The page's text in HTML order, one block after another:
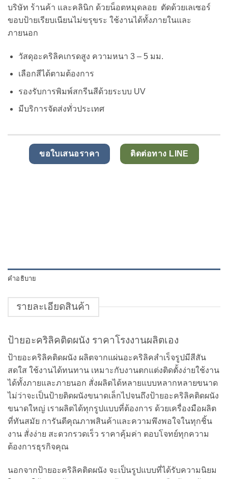
บริษัท ร้านค้า และคลินิก ด้วยน็อตหมุดลอย ตัดด้วยเลเซอร์
ขอบป้ายเรียบเนียนไม่ขรุขระ ใช้งานได้ทั้งภายในและ
ภายนอก
วัสดุอะคริลิคเกรดสูง ความหนา 3 – 5 มม.
เลือกสีได้ตามต้องการ
รองรับการพิมพ์สกรีนสีด้วยระบบ UV
มีบริการจัดส่งทั่วประเทศ
ขอใบเสนอราคา ติดต่อทาง LINE
คำอธิบาย
รายละเอียดสินค้า
ป้ายอะคริลิคติดผนัง ราคาโรงงานผลิตเอง
ป้ายอะคริลิคติดผนัง ผลิตจากแผ่นอะคริลิคสำเร็จรูปมีสีสัน
สดใส ใช้งานได้ทนทาน เหมาะกับงานตกแต่งติดตั้งง่ายใช้งาน
ได้ทั้งภายและภายนอก สั่งผลิตได้หลายแบบหลากหลายขนาด
ไม่ว่าจะเป็นป้ายติดผนังขนาดเล็กไปจนถึงป้ายอะคริลิคติดผนัง
ขนาดใหญ่ เราผลิตได้ทุกรูปแบบที่ต้องการ ด้วยเครื่องมือผลิต
ที่ทันสมัย การันตีคุณภาพสินค้าและความพึงพอใจในทุกชิ้น
งาน สั่งง่าย สะดวกรวดเร็ว ราคาคุ้มค่า ตอบโจทย์ทุกความ
ต้องการธุรกิจคุณ
นอกจากป้ายอะคริลิคติดผนัง จะเป็นรูปแบบที่ได้รับความนิยม